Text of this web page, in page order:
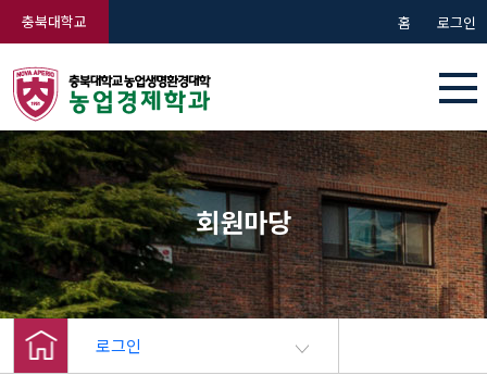
충북대학교 홈 로그인
회원마당
로그인